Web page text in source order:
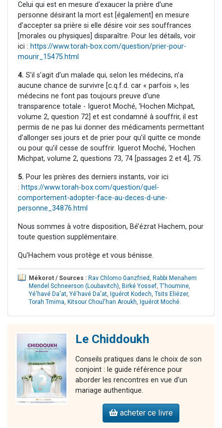
Celui qui est en mesure d'exaucer la prière d'une
personne désirant la mort est [également] en mesure
d’accepter sa prière si elle désire voir ses souffrances
[morales ou physiques] disparaître. Pour les détails, voir
ici : https://www.torah-box.com/question/prier-pour-
mourir_15475.html
4. S’il s’agit d’un malade qui, selon les médecins, n’a
aucune chance de survivre [c.q.f.d. car « parfois », les
médecins ne font pas toujours preuve d'une
transparence totale - Iguerot Moché, ‘Hochen Michpat,
volume 2, question 72] et est condamné à souffrir, il est
permis de ne pas lui donner des médicaments permettant
d’allonger ses jours et de prier pour qu’il quitte ce monde
ou pour qu’il cesse de souffrir. Iguerot Moché, ‘Hochen
Michpat, volume 2, questions 73, 74 [passages 2 et 4], 75.
5. Pour les prières des derniers instants, voir ici
: https://www.torah-box.com/question/quel-
comportement-adopter-face-au-deces-d-une-
personne_34876.html
Nous sommes à votre disposition, Bé’ézrat Hachem, pour
toute question supplémentaire.
Qu’Hachem vous protège et vous bénisse.
Mékorot / Sources : Rav Chlomo Ganzfried, Rabbi Menahem
Mendel Schneerson (Loubavitch), Birké Yossef, T'houmine,
Yé'havé Da'at, Yé'havé Da'at, Iguérot Kodech, Tsits Eliézer,
Torah Tmima, Kitsour Choul'han Aroukh, Iguérot Moché.
Le Chiddoukh
Conseils pratiques dans le choix de son
conjoint : le guide référence pour
aborder les rencontres en vue d'un
mariage authentique.
acheter ce livre